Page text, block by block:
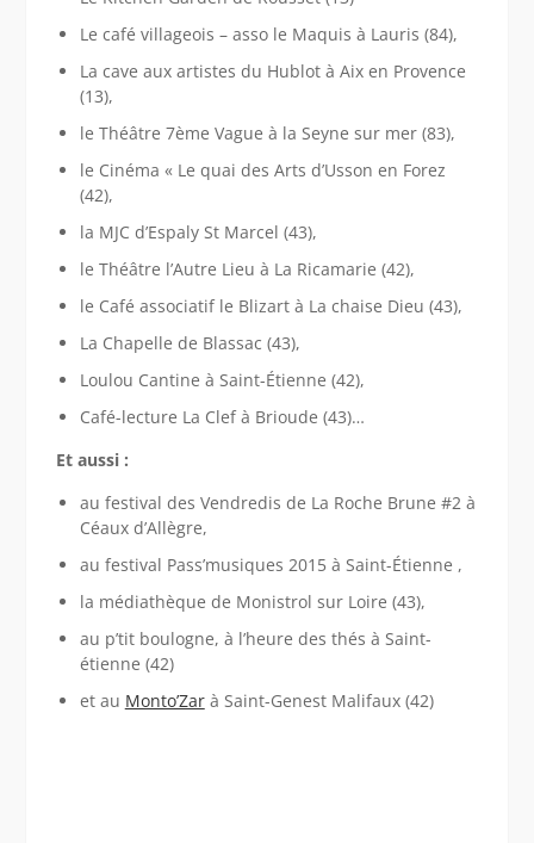
Le café villageois – asso le Maquis à Lauris (84),
La cave aux artistes du Hublot à Aix en Provence
(13),
le Théâtre 7ème Vague à la Seyne sur mer (83),
le Cinéma « Le quai des Arts d’Usson en Forez
(42),
la MJC d’Espaly St Marcel (43),
le Théâtre l’Autre Lieu à La Ricamarie (42),
le Café associatif le Blizart à La chaise Dieu (43),
La Chapelle de Blassac (43),
Loulou Cantine à Saint-Étienne (42),
Café-lecture La Clef à Brioude (43)…
Et aussi :
au festival des Vendredis de La Roche Brune #2 à
Céaux d’Allègre,
au festival Pass’musiques 2015 à Saint-Étienne ,
la médiathèque de Monistrol sur Loire (43),
au p’tit boulogne, à l’heure des thés à Saint-
étienne (42)
et au Monto’Zarà Saint-Genest Malifaux (42)